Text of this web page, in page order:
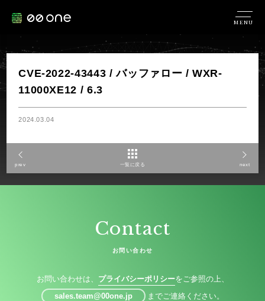
MENU
CVE-2022-43443 / バッファロー / WXR-
11000XE12 / 6.3
2024.03.04
prev 一覧に戻る next
Contact
お問い合わせ
お問い合わせは、 プライバシーポリシーをご参照の上、
sales.team@00one.jp
までご連絡ください。